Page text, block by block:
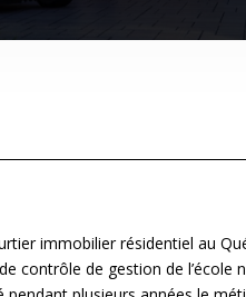
immobilier résidentiel au
contrôle de gestion de